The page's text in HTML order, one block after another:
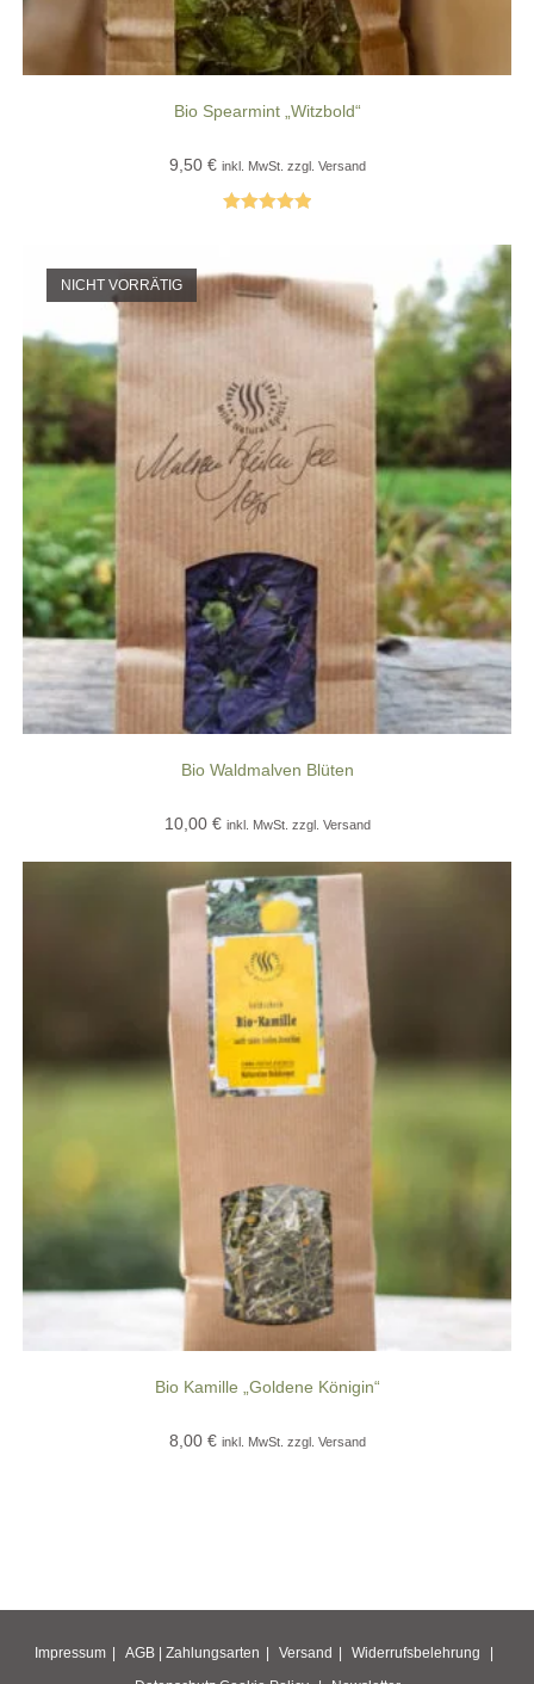
Bio Spearmint „Witzbold“
9,50 € inkl. MwSt. zzgl. Versand
NICHT VORRÄTIG
Bio Waldmalven Blüten
10,00 € inkl. MwSt. zzgl. Versand
Bio Kamille „Goldene Königin“
8,00 € inkl. MwSt. zzgl. Versand
Impressum AGB | Zahlungsarten Versand
Widerrufsbelehrung